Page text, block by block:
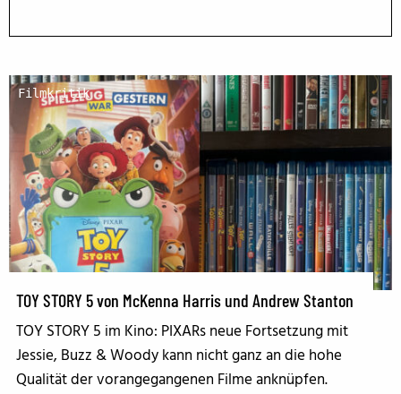
Filmkritik
TOY STORY 5 von McKenna Harris und Andrew Stanton
TOY STORY 5 im Kino: PIXARs neue Fortsetzung mit
Jessie, Buzz & Woody kann nicht ganz an die hohe
Qualität der vorangegangenen Filme anknüpfen.